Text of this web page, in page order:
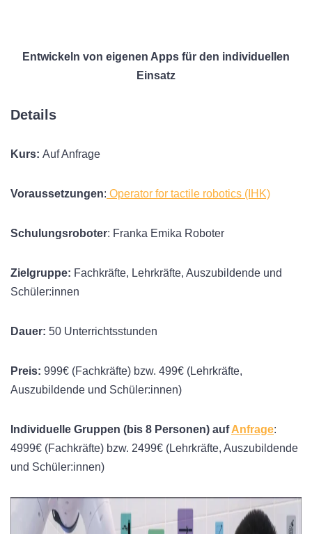
Entwickeln von eigenen Apps für den individuellen
Einsatz
Details
Kurs: Auf Anfrage
Voraussetzungen: Operator for tactile robotics (IHK)
Schulungsroboter: Franka Emika Roboter
Zielgruppe: Fachkräfte, Lehrkräfte, Auszubildende und
Schüler:innen
Dauer: 50 Unterrichtsstunden
Preis: 999€ (Fachkräfte) bzw. 499€ (Lehrkräfte,
Auszubildende und Schüler:innen)
Individuelle Gruppen (bis 8 Personen) aufAnfrage:
4999€ (Fachkräfte) bzw. 2499€ (Lehrkräfte, Auszubildende
und Schüler:innen)